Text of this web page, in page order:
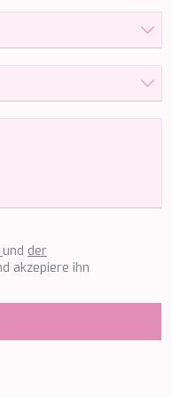
und der
akzepiere ihn